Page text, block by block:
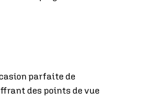
parfaite de
des points de vue